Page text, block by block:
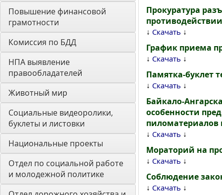
Повышение финансовой
грамотности
Комиссия по БДД
НПА выявление
правообладателей
Животный мир
Социальные видеоролики,
буклеты и листовки
Национальные проекты
Отдел по социальной работе
и молодежной политике
Прокуратура
↓ Скачать ↓
График приема
↓ Скачать ↓
Памятка-буклет
↓ Скачать ↓
Байкало-
особенности
пиломатериалов
↓ Скачать ↓
Мораторий на
↓ Скачать ↓
Соблюдение
↓ Скачать ↓